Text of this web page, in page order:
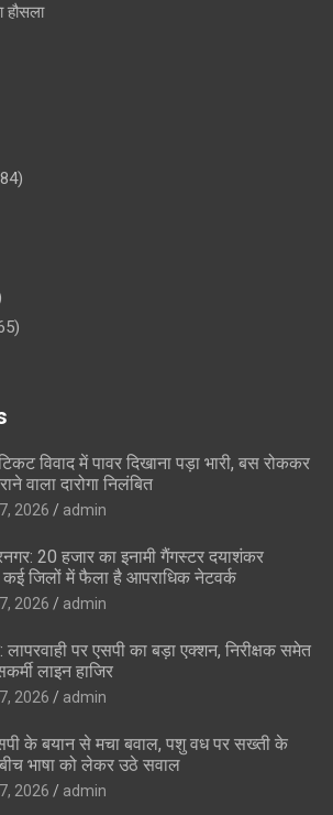
हौसला
विवाद में पावर दिखाना पड़ा भारी, बस रोककर
वाला दारोगा निलंबित
2026 admin
20 हजार का इनामी गैंगस्टर दयाशंकर
कई जिलों में फैला है आपराधिक नेटवर्क
2026 admin
पर एसपी का बड़ा एक्शन, निरीक्षक समेत
लाइन हाजिर
2026 admin
के बयान से मचा बवाल, पशु वध पर सख्ती के
भाषा को लेकर उठे सवाल
2026 admin